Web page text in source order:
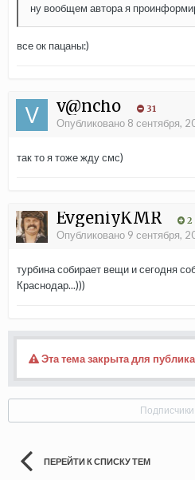
ну вообщем автора я
все ок пацаны:)
v@ncho 31
Опубликовано 8 сентября,
так то я тоже жду смс)
EvgeniyKMR 2
Опубликовано 9 сентября,
турбина собирает вещи и сегодня
Краснодар...)))
Эта тема закрыта для
Подписчики
ПЕРЕЙТИ К СПИСКУ ТЕМ